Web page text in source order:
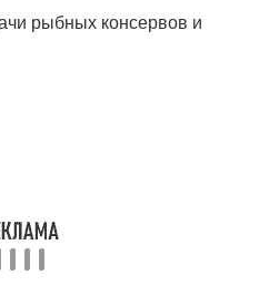
рыбных консервов и